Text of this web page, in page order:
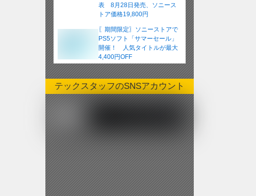
表 8月28日発売、ソニース
トア価格19,800円
〖期間限定〗ソニーストアで
PS5ソフト「サマーセール」
開催！ 人気タイトルが最大
4,400円OFF
テックスタッフのSNSアカウント